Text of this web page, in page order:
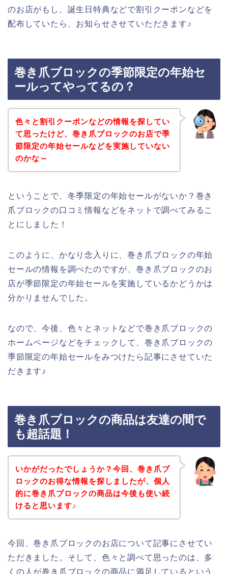
のお店がもし、誕生日特典などで割引クーポンなどを
配布していたら、お知らせさせていただきます♪
巻き爪ブロックの季節限定の年始セ
ールってやってるの？
色々と割引クーポンなどの情報を探してい
て思ったけど、巻き爪ブロックのお店で季
節限定の年始セールなどを実施していない
のかな～
ということで、冬季限定の年始セールがないか？巻き
爪ブロックの口コミ情報などをネットで調べてみるこ
とにしました！
このように、かなり念入りに、巻き爪ブロックの年始
セールの情報を調べたのですが、巻き爪ブロックのお
店が季節限定の年始セールを実施しているかどうかは
分かりませんでした。
なので、今後、色々とネットなどで巻き爪ブロックの
ホームページなどをチェックして、巻き爪ブロックの
季節限定の年始セールをみつけたら記事にさせていた
だきます♪
巻き爪ブロックの商品は友達の間で
も超話題！
いかがだったでしょうか？今回、巻き爪ブ
ロックのお得な情報を探しましたが、個人
的に巻き爪ブロックの商品は今後も使い続
けると思います♪
今回、巻き爪ブロックのお店について記事にさせてい
ただきました。そして、色々と調べて思ったのは、多
くの人が巻き爪ブロックの商品に満足しているという